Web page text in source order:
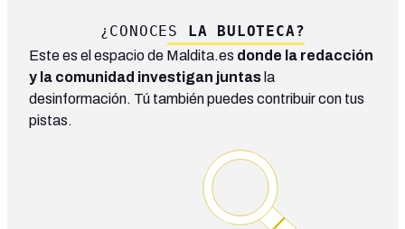
¿CONOCES LA BULOTECA?
Este es el espacio de Maldita.es donde la redacción
y la comunidad investigan juntas la
desinformación. Tú también puedes contribuir con tus
pistas.